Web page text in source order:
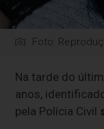
Foto:
Na tarde do
anos,
pela Polícia Civil